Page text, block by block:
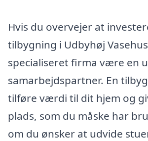
Hvis du overvejer at
tilbygning i Udbyhøj
specialiseret firma være en
samarbejdspartner. En
tilføre værdi til dit hjem og
plads, som du måske har
om du ønsker at udvide